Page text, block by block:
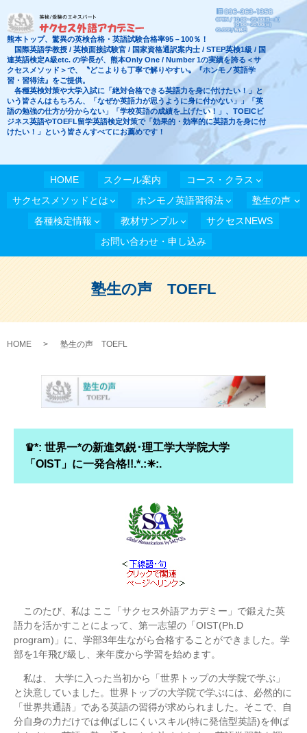
熊本トップ、驚異の英検合格・英語試験合格率95－100％！
国際英語学教授 / 英検面接試験官 / 国家資格通訳案内士 / STEP英検1級 / 国
連英語検定A級etc. の学長が、熊本Only One / Number 1の実績を誇る＜サ
クセスメソッド＞で、〝どこよりも丁寧で解りやすい〟『ホンモノ英語学
習・習得法』をご提供。
各種英検対策や大学入試に「絶対合格できる英語力を身に付けたい！」と
いう皆さんはもちろん、「なぜか英語力が思うように身に付かない」」「英
語の勉強の仕方が分からない」「学校英語の成績を上げたい！」、TOEICビ
ジネス英語やTOEFL留学英語検定対策で「効果的・効率的に英語力を身に付
けたい！」という皆さんすべてにお薦めです！
HOME スクール案内
コース・クラス
サクセスメソッドとは
ホンモノ英語習得法
塾生の声
各種検定情報
教材サンプル
サクセスNEWS
お問い合わせ・申し込み
塾生の声 TOEFL
HOME 塾生の声 TOEFL
♛*: 世界一*の新進気鋭･理工学大学院大学
「OIST」に一発合格!!.*.:❈:.
このたび、私は ここ「サクセス外語アカデミー」で鍛えた英
語力を活かすことによって、第一志望の「OIST(Ph.D
program)」に、学部3年生ながら合格することができました。学
部を1年飛び級し、来年度から学習を始めます。
私は、 大学に入った当初から「世界トップの大学院で学ぶ」
と決意していました。世界トップの大学院で学ぶには、必然的に
「世界共通語」である英語の習得が求められました。そこで、自
分自身の力だけでは伸ばしにくいスキル(特に発信型英語)を伸ば